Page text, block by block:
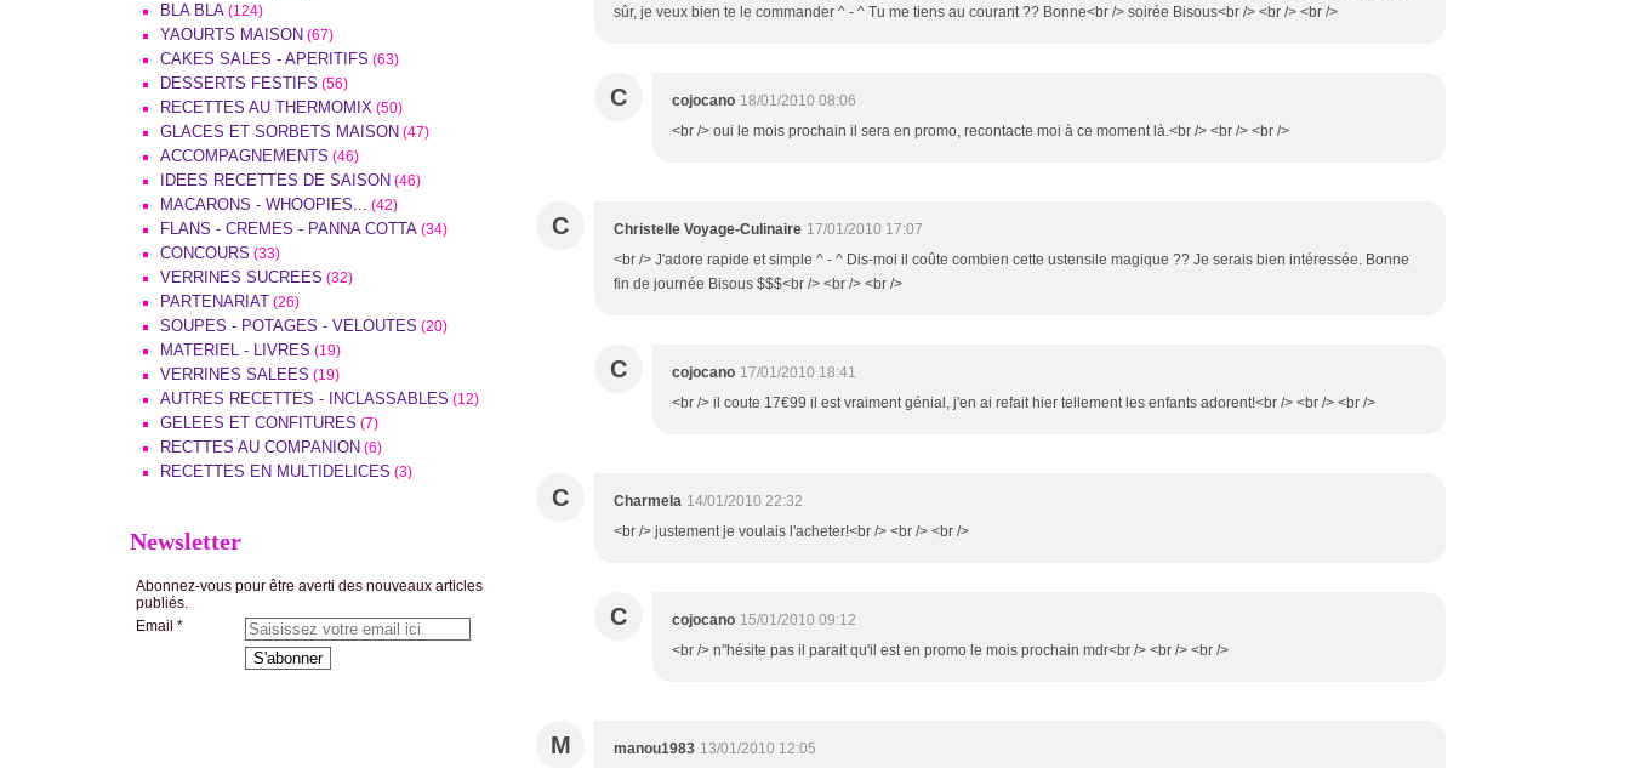
BLA BLA (124)
YAOURTS MAISON (67)
CAKES SALES - APERITIFS (63)
DESSERTS FESTIFS (56)
RECETTES AU THERMOMIX (50)
GLACES ET SORBETS MAISON (47)
ACCOMPAGNEMENTS (46)
IDEES RECETTES DE SAISON (46)
MACARONS - WHOOPIES... (42)
FLANS - CREMES - PANNA COTTA (34)
CONCOURS (33)
VERRINES SUCREES (32)
PARTENARIAT (26)
SOUPES - POTAGES - VELOUTES (20)
MATERIEL - LIVRES (19)
VERRINES SALEES (19)
AUTRES RECETTES - INCLASSABLES (12)
GELEES ET CONFITURES (7)
RECTTES AU COMPANION (6)
RECETTES EN MULTIDELICES (3)
Newsletter
Abonnez-vous pour être averti des nouveaux articles
publiés.
Email
sûr, je veux bien te le commander ^ - ^ Tu me tiens au courant ?? Bonne<br /> soirée Bisous<br /> <br /> <br />
C cojocano 18/01/2010 08:06
<br /> oui le mois prochain il sera en promo, recontacte moi à ce moment là.<br /> <br /> <br />
C Christelle Voyage-Culinaire 17/01/2010 17:07
<br /> J'adore rapide et simple ^ - ^ Dis-moi il coûte combien cette ustensile magique ?? Je serais bien intéressée. Bonne
fin de journée Bisous $$$<br /> <br /> <br />
C cojocano 17/01/2010 18:41
<br /> il coute 17€99 il est vraiment génial, j'en ai refait hier tellement les enfants adorent!<br /> <br /> <br />
C Charmela 14/01/2010 22:32
<br /> justement je voulais l'acheter!<br /> <br /> <br />
C cojocano 15/01/2010 09:12
<br /> n"hésite pas il parait qu'il est en promo le mois prochain mdr<br /> <br /> <br />
M manou1983 13/01/2010 12:05